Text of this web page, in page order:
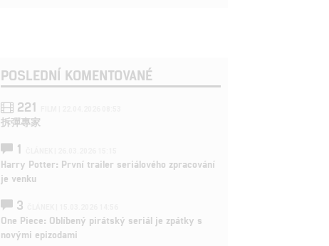
POSLEDNÍ KOMENTOVANÉ
221
拆彈專家
1
Harry Potter: První trailer seriálového zpracování
je venku
3
One Piece: Oblíbený pirátský seriál je zpátky s
novými epizodami